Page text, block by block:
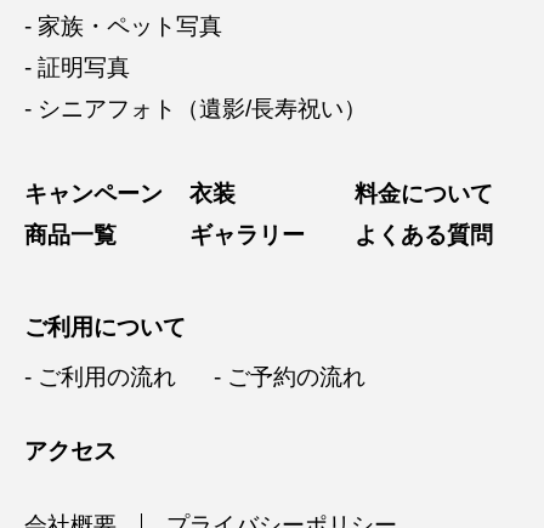
- 家族・ペット写真
- 証明写真
- シニアフォト（遺影/長寿祝い）
キャンペーン 衣装
料金について
商品一覧
ギャラリー よくある質問
ご利用について
- ご利用の流れ
- ご予約の流れ
アクセス